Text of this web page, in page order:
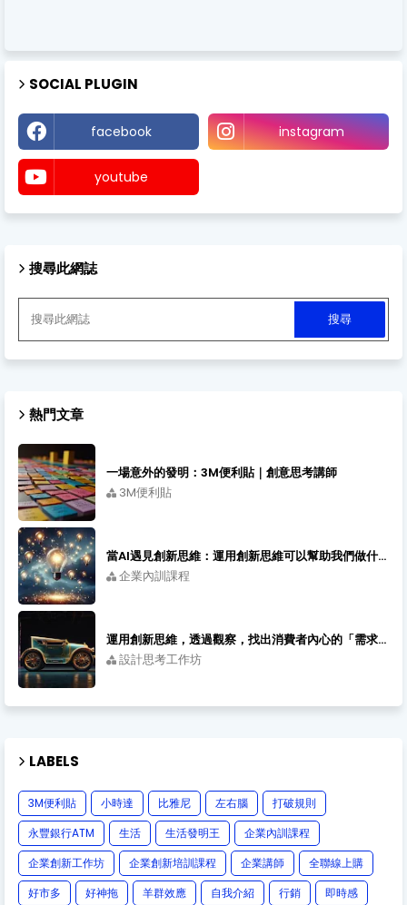
SOCIAL PLUGIN
facebook instagram
youtube
搜尋此網誌
熱門文章
一場意外的發明：3M便利貼｜創意思考講師
3M便利貼
當AI遇見創新思維：運用創新思維可以幫助我們做什麼｜創新先生的創新課程
企業內訓課程
運用創新思維，透過觀察，找出消費者內心的「需求感受」｜創新講師
設計思考工作坊
LABELS
3M便利貼 小時達 比雅尼 左右腦
打破規則
永豐銀行ATM
生活 生活發明王
企業內訓課程
企業創新工作坊
企業創新培訓課程 企業講師
全聯線上購
好市多
好神拖 羊群效應 自我介紹 行銷
即時感